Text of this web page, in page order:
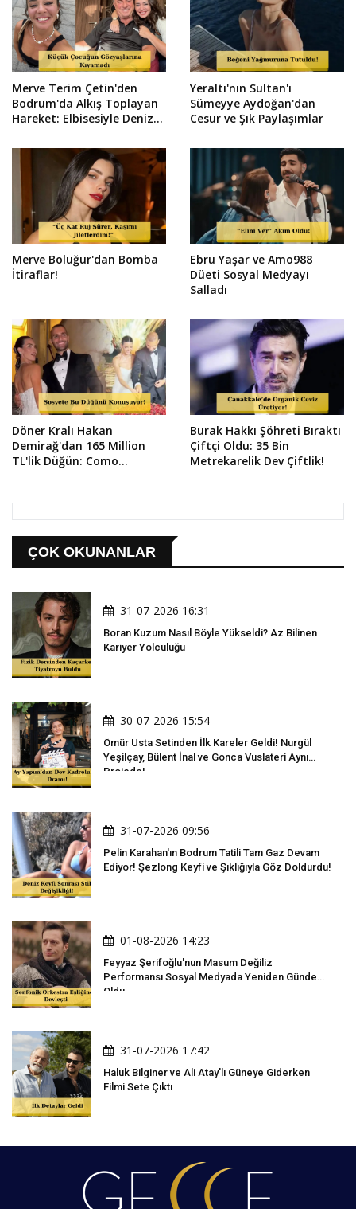
Merve Terim Çetin'den
Bodrum'da Alkış Toplayan
Hareket: Elbisesiyle Denize
Yeraltı'nın Sultan'ı
Sümeyye Aydoğan'dan
Cesur ve Şık Paylaşımlar
Merve Boluğur'dan Bomba
İtiraflar!
Ebru Yaşar ve Amo988
Düeti Sosyal Medyayı
Salladı
Döner Kralı Hakan
Demirağ'dan 165 Million
TL'lik Düğün: Como
Burak Hakkı Şöhreti Bıraktı
Çiftçi Oldu: 35 Bin
Metrekarelik Dev Çiftlik!
ÇOK OKUNANLAR
31-07-2026 16:31
Boran Kuzum Nasıl Böyle Yükseldi? Az Bilinen
Kariyer Yolculuğu
30-07-2026 15:54
Ömür Usta Setinden İlk Kareler Geldi! Nurgül
Yeşilçay, Bülent İnal ve Gonca Vuslateri Aynı
Projede!
31-07-2026 09:56
Pelin Karahan'ın Bodrum Tatili Tam Gaz Devam
Ediyor! Şezlong Keyfi ve Şıklığıyla Göz Doldurdu!
01-08-2026 14:23
Feyyaz Şerifoğlu'nun Masum Değiliz
Performansı Sosyal Medyada Yeniden Gündem
Oldu
31-07-2026 17:42
Haluk Bilginer ve Ali Atay'lı Güneye Giderken
Filmi Sete Çıktı